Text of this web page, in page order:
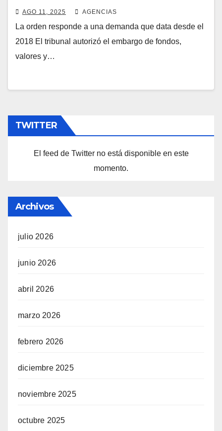
AGO 11, 2025 AGENCIAS
La orden responde a una demanda que data desde el
2018 El tribunal autorizó el embargo de fondos,
valores y…
TWITTER
El feed de Twitter no está disponible en este
momento.
Archivos
julio 2026
junio 2026
abril 2026
marzo 2026
febrero 2026
diciembre 2025
noviembre 2025
octubre 2025